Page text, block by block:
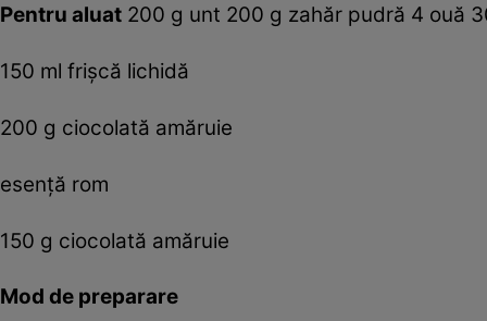
Pentru aluat 200 g unt 200 g zahăr pudră 4 ouă
150 ml frişcă lichidă
200 g ciocolată amăruie
esenţă rom
150 g ciocolată amăruie
Mod de preparare